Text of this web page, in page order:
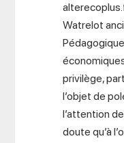
Watrelot
privilège,
l’objet de
l’attention
doute qu’à